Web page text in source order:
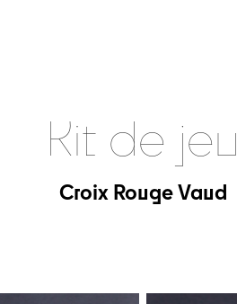
Kit de jeu
Croix Rouge Vaud